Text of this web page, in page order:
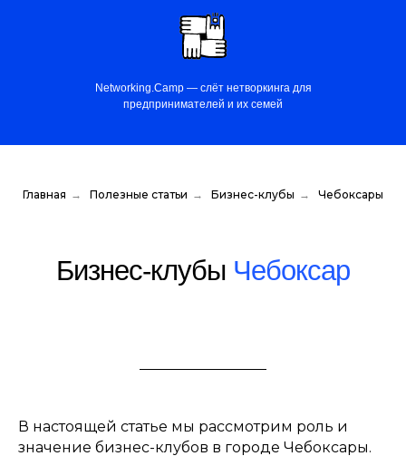
Networking.Camp — слёт нетворкинга для
предпринимателей и их семей
Главная → Полезные статьи → Бизнес-клубы → Чебоксары
Бизнес-клубы Чебоксар
В настоящей статье мы рассмотрим роль и
значение бизнес-клубов в городе Чебоксары.